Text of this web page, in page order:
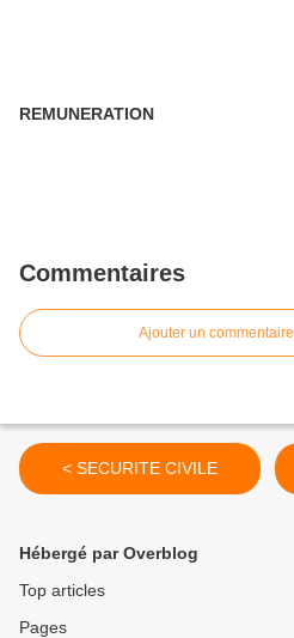
REMUNERATION
Commentaires
Ajouter un commentaire
< SECURITE CIVILE
Hébergé par Overblog
Top articles
Pages